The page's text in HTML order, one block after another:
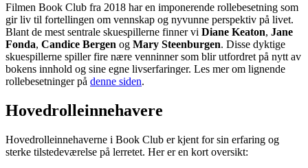
Filmen Book Club fra 2018 har en imponerende rollebesetning som
gir liv til fortellingen om vennskap og nyvunne perspektiv på livet.
Blant de mest sentrale skuespillerne finner vi Diane Keaton, Jane
Fonda, Candice Bergen og Mary Steenburgen. Disse dyktige
skuespillerne spiller fire nære venninner som blir utfordret på nytt av
bokens innhold og sine egne livserfaringer. Les mer om lignende
rollebesetninger på denne siden.
Hovedrolleinnehavere
Hovedrolleinnehaverne i Book Club er kjent for sin erfaring og
sterke tilstedeværelse på lerretet. Her er en kort oversikt: